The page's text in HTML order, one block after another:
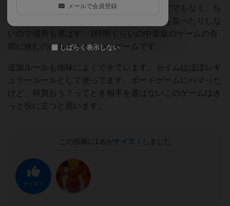
む部分もありますが、運ゲーだ！と思うほどでもなく、ち
ょうどいいバランスだと思います。カードを並べたりしな
いので場所も選ばす、1時間くらいの中量級のゲームの合
間に挟むのにもちょうどいいゲームです。
追加ルールも地味によくできています。セイムはほぼレギ
ュラールールとして使ってます。ボードゲームにハマった
けど、何買おう？ってとき相手を選ばないこのゲームはき
っと役に立つと思います。
この投稿に 1 名がナイス！ しました
ナイス！
メールで会員登録
しばらく表示しない